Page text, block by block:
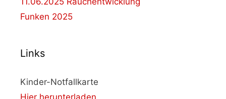
Funken 2025
Links
Kinder-Notfallkarte
Hier herunterladen